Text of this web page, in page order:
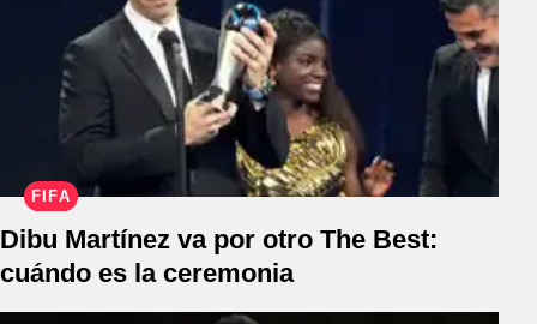
FIFA
Dibu Martínez va por otro The Best:
cuándo es la ceremonia